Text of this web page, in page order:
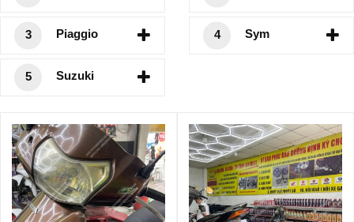
3 Piaggio 4 Sym
5 Suzuki